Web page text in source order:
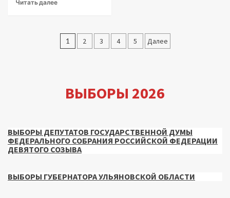
Читать далее
Пагинация
1 2 3 4 5 Далее
ВЫБОРЫ 2026
ВЫБОРЫ ДЕПУТАТОВ ГОСУДАРСТВЕННОЙ ДУМЫ
ФЕДЕРАЛЬНОГО СОБРАНИЯ РОССИЙСКОЙ ФЕДЕРАЦИИ
ДЕВЯТОГО СОЗЫВА
ВЫБОРЫ ГУБЕРНАТОРА УЛЬЯНОВСКОЙ ОБЛАСТИ